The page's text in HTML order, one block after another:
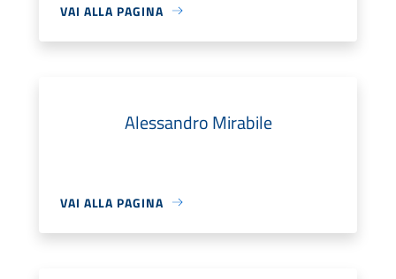
VAI ALLA PAGINA
Alessandro Mirabile
VAI ALLA PAGINA